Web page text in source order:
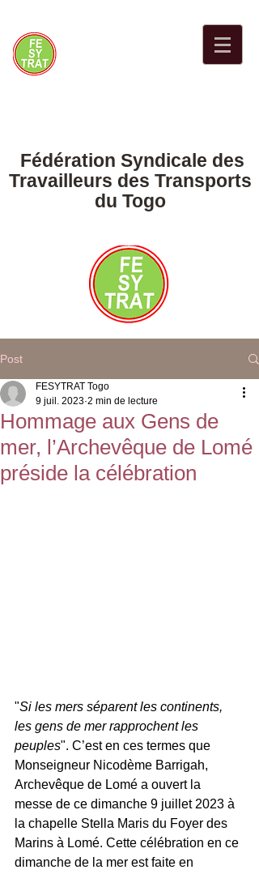
Fédération Syndicale des
Travailleurs des Transports
du Togo
Post
Hommage aux Gens de
mer, l’Archevêque de Lomé
préside la célébration
FESYTRAT Togo
9 juil. 2023 2 min de lecture
"Si les mers séparent les continents,
les gens de mer rapprochent les
peuples". C’est en ces termes que
Monseigneur Nicodème Barrigah,
Archevêque de Lomé a ouvert la
messe de ce dimanche 9 juillet 2023 à
la chapelle Stella Maris du Foyer des
Marins à Lomé. Cette célébration en ce
dimanche de la mer est faite en